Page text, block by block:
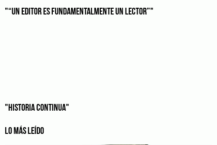
"“UN EDITOR ES FUNDAMENTALMENTE UN LECTOR”"
"HISTORIA CONTINUA"
LO MÁS LEÍDO